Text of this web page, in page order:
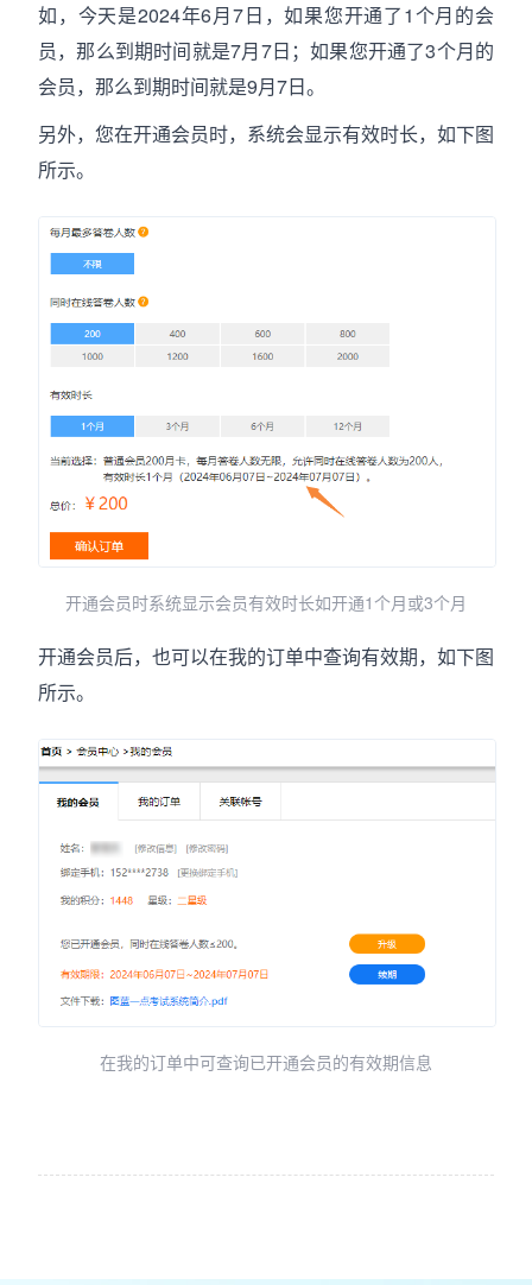
如，今天是2024年6月7日，如果您开通了1个月的会
员，那么到期时间就是7月7日；如果您开通了3个月的
会员，那么到期时间就是9月7日。
另外，您在开通会员时，系统会显示有效时长，如下图
所示。
开通会员时系统显示会员有效时长如开通1个月或3个月
开通会员后，也可以在我的订单中查询有效期，如下图
所示。
在我的订单中可查询已开通会员的有效期信息